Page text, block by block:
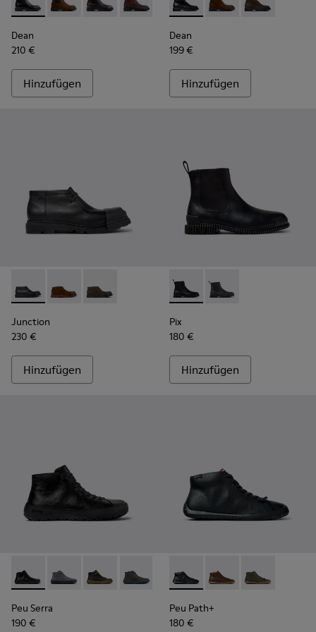
Dean - K300492-001 - Schwarze Lederstiefeletten für
Dean - K300492-007
Dean - K300492-005
Dean - K300492-004
Dean
210 €
Hinzufügen
Dean - K300493-001 -
Dean - K300493-007
Dean -
Dean
199 €
Hinzufügen
Junction - K300475-004 - Schwarze Lederstiefeletten für
Junction - K300475-005
Junction - K300475-001
Junction
230 €
Hinzufügen
Pix - K300562-001 -
Pix - K300562-002
Pix
180 €
Hinzufügen
Peu Serra - K300541-001 - Schwarze Lederstiefeletten für
Peu Serra - K300541-005
Peu Serra - K300541-004
Peu Serra - K300541-003
Peu Serra
190 €
Peu Path+ - K300558-004
Peu Path+ -Peu Path+ -
Peu Path+
180 €